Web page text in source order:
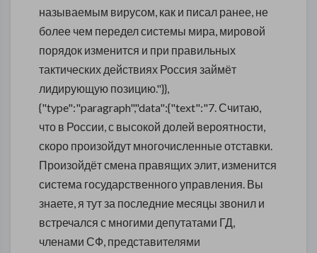
называемым вирусом, как и писал ранее, не
более чем передел системы мира, мировой
порядок изменится и при правильных
тактических действиях Россия займёт
лидирующую позицию."}},
{"type":"paragraph","data":{"text":"7. Считаю,
что в России, с высокой долей вероятности,
скоро произойдут многочисленные отставки.
Произойдёт смена правящих элит, изменится
система государственного управления. Вы
знаете, я тут за последние месяцы звонил и
встречался с многими депутатами ГД,
членами СФ, представителями